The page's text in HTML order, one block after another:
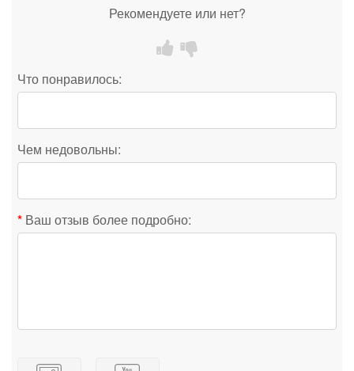
Рекомендуете или нет?
Что понравилось:
Чем недовольны:
Ваш отзыв более подробно: